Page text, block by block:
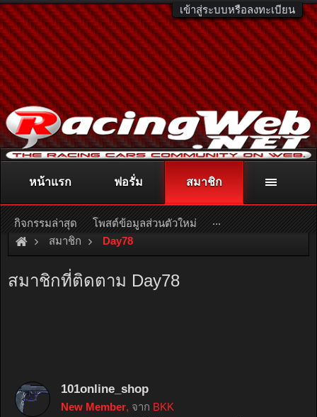
เข้าสู่ระบบหรือลงทะเบียน
ติดต่อลงโฆษณา racingweb@gmail.comหรือโทร. 081-811-1138
หรืออ่านรายละเอียดเพิ่มเติม คลิกที่นี่
สมาชิก Day78
สมาชิกที่ติดตาม Day78
101online_shop
New Member, จาก BKK
หน้าแรก ฟอรั่ม สมาชิก
กิจกรรมล่าสุด โพสต์ข้อมูลส่วนตัวใหม่ ...